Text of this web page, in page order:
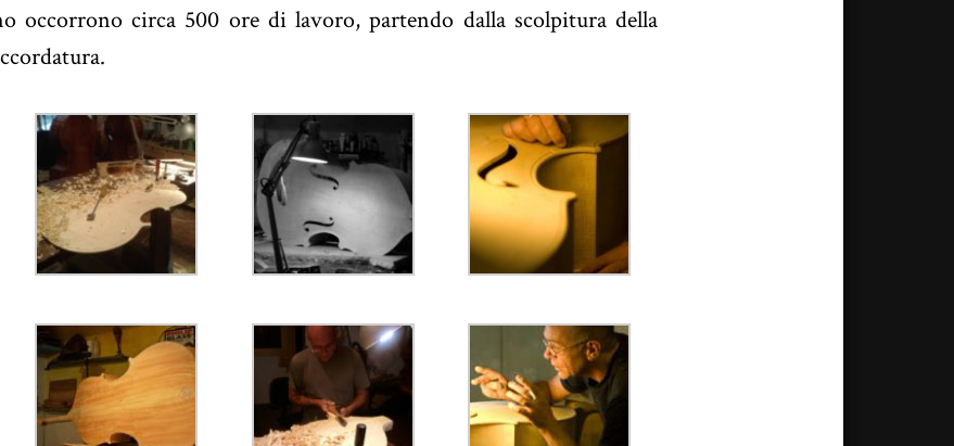
occorrono circa 500 ore di lavoro, partendo dalla scolpitura della